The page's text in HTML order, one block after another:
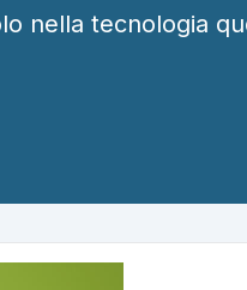
nella tecnologia